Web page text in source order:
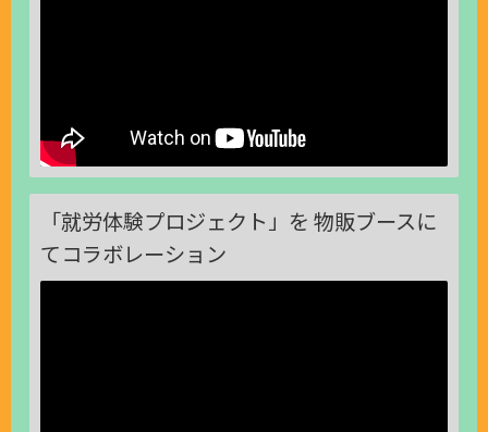
「就労体験プロジェクト」を 物販ブースに
てコラボレーション